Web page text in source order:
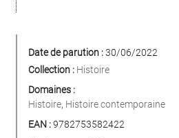
Date de parution :30/06/2022
Collection : Histoire
Domaines :
Histoire, Histoire contemporaine
EAN :9782753582422